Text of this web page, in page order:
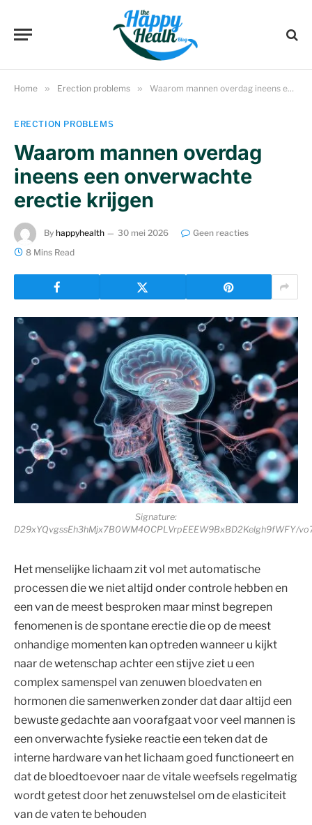
Home » Erection problems » Waarom mannen overdag ineens een onverwachte erectie krijgen
ERECTION PROBLEMS
Waarom mannen overdag
ineens een onverwachte
erectie krijgen
By happyhealth 30 mei 2026
Geen reacties
8 Mins Read
Signature:
D29xYQvgssEh3hMjx7B0WM4OCPLVrpEEEW9BxBD2Kelgh9fWFY/
Het menselijke lichaam zit vol met automatische
processen die we niet altijd onder controle hebben en
een van de meest besproken maar minst begrepen
fenomenen is de spontane erectie die op de meest
onhandige momenten kan optreden wanneer u kijkt
naar de wetenschap achter een stijve ziet u een
complex samenspel van zenuwen bloedvaten en
hormonen die samenwerken zonder dat daar altijd een
bewuste gedachte aan voorafgaat voor veel mannen is
een onverwachte fysieke reactie een teken dat de
interne hardware van het lichaam goed functioneert en
dat de bloedtoevoer naar de vitale weefsels regelmatig
wordt getest door het zenuwstelsel om de elasticiteit
van de vaten te behouden